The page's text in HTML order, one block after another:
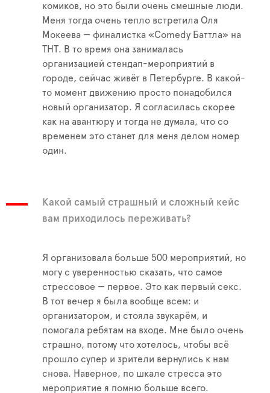
комиков, но это были очень смешные люди.
Меня тогда очень тепло встретила Оля
Мокеева — финалистка «Comedy Баттла» на
ТНТ. В то время она занималась
организацией стендап-мероприятий в
городе, сейчас живёт в Петербурге. В какой-
то момент движению просто понадобился
новый организатор. Я согласилась скорее
как на авантюру и тогда не думала, что со
временем это станет для меня делом номер
один.
Какой самый страшный и сложный кейс
вам приходилось переживать?
Я организовала больше 500 мероприятий, но
могу с уверенностью сказать, что самое
стрессовое — первое. Это как первый секс.
В тот вечер я была вообще всем: и
организатором, и стояла звукарём, и
помогала ребятам на входе. Мне было очень
страшно, потому что хотелось, чтобы всё
прошло супер и зрители вернулись к нам
снова. Наверное, по шкале стресса это
мероприятие я помню больше всего.